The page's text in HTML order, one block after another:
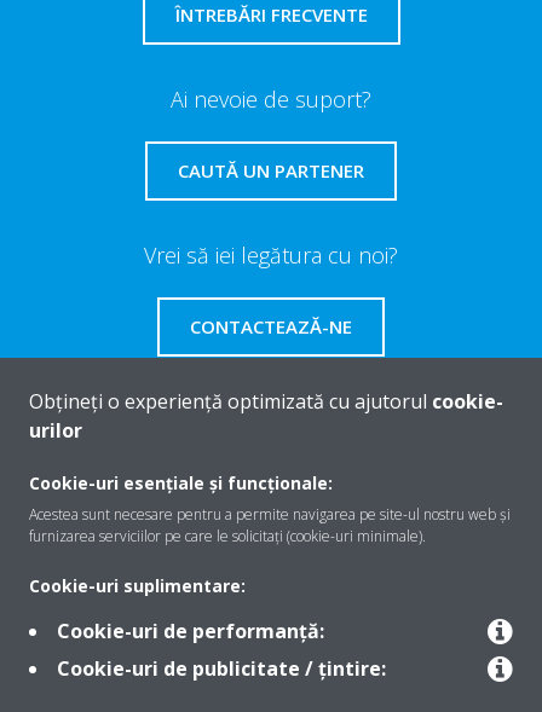
ÎNTREBĂRI FRECVENTE
Ai nevoie de suport?
CAUTĂ UN PARTENER
Vrei să iei legătura cu noi?
CONTACTEAZĂ-NE
Despre Daikin
Obțineți o experiență optimizată cu ajutorul cookie-
urilor
Cookie-uri esențiale și funcționale:
Acestea sunt necesare pentru a permite navigarea pe site-ul nostru web și
furnizarea serviciilor pe care le solicitați (cookie-uri minimale).
Cookie-uri suplimentare:
Cookie-uri de performanță:
Cookie-uri de publicitate / țintire: